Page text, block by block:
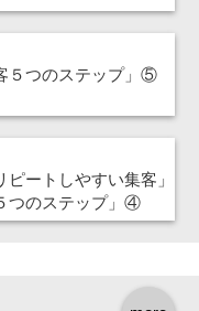
５つのステップ」⑤
ートしやすい集客」
つのステップ」④